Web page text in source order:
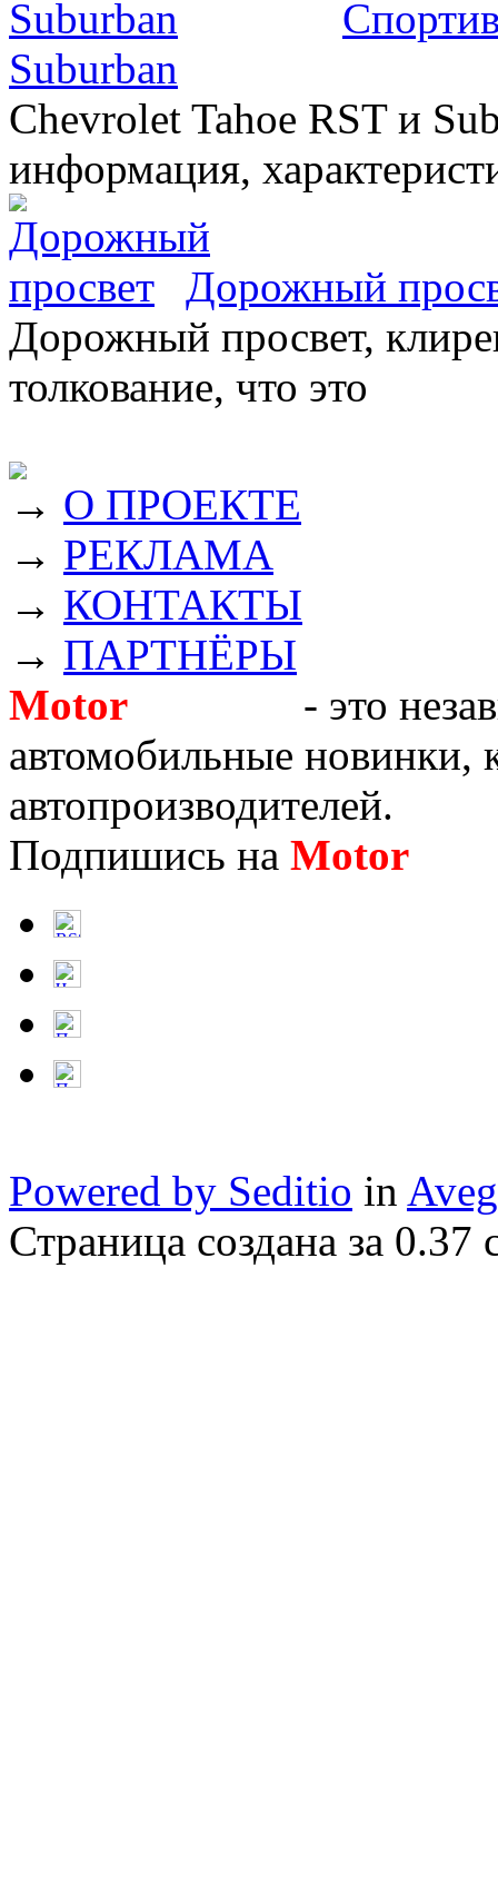
Suburban
Chevrolet Tahoe RST и
информация,
Дорожный
Дорожный просвет,
толкование, что это
→ О ПРОЕКТЕ
→ РЕКЛАМА
→ КОНТАКТЫ
→ ПАРТНЁРЫ
Motor
- это
автомобильные новинки,
автопроизводителей.
Подпишись на Motor
Powered by Seditio in
Страница создана за 0.37